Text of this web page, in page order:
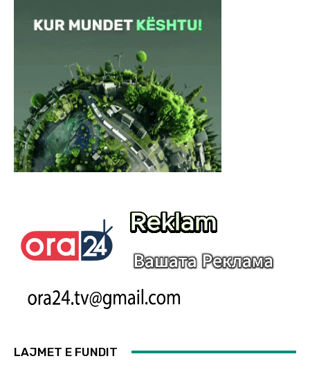
LAJMET E FUNDIT